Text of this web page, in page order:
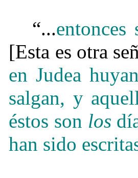
“...
[Esta es otra
en Judea
salgan, y
éstos son los
han sido